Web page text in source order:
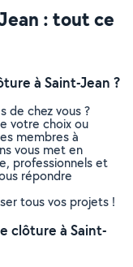
: tout ce
à Saint-Jean ?
de chez vous ?
votre choix ou
membres à
vous met en
professionnels et
répondre
tous vos projets !
clôture à Saint-